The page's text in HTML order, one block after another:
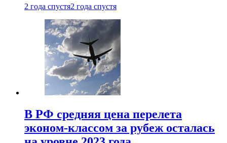
2 года спустя2 года спустя
В РФ средняя цена перелета
эконом-классом за рубеж осталась